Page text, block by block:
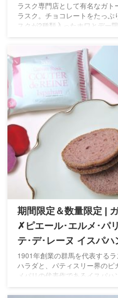
ラスク専門店として有名なガ
ラスク。チョコレートをたっぷ
スクが2種類入ったホワとデー
期間限定＆数量限定 |
✗ピエール･エルメ･パ
テ･デ･レーヌ イスパハ
1901年創業の群馬を代表する
ハラダと、パティスリー界の
メパリの代表作であるイスパ